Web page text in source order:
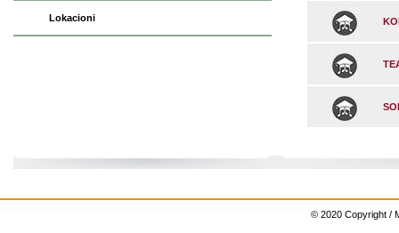
Lokacioni
© 2020 Copyright /